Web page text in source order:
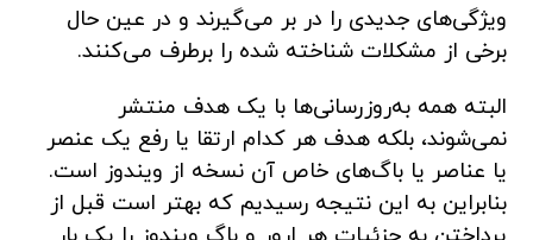
ویژگی‌های جدیدی را در بر می‌گیرند و در عین حال
برخی از مشکلات شناخته شده را برطرف می‌کنند.
البته همه به‌روزرسانی‌ها با یک هدف منتشر
نمی‌شوند، بلکه هدف هر کدام ارتقا یا رفع یک عنصر
یا عناصر یا باگ‌های خاص آن نسخه از ویندوز است.
بنابراین به این نتیجه رسیدیم که بهتر است قبل از